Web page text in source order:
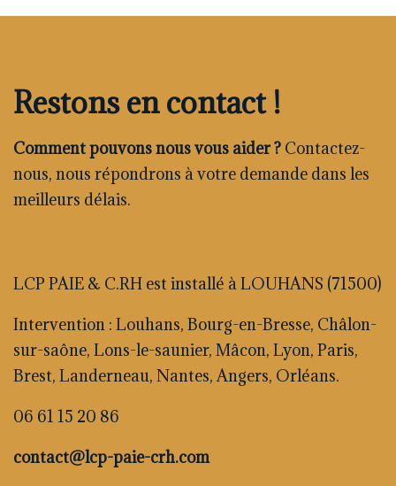
Restons en contact !
Comment pouvons nous vous aider ? Contactez-
nous, nous répondrons à votre demande dans les
meilleurs délais.
LCP PAIE & C.RH est installé à LOUHANS (71500)
Intervention : Louhans, Bourg-en-Bresse, Châlon-
sur-saône, Lons-le-saunier, Mâcon, Lyon, Paris,
Brest, Landerneau, Nantes, Angers, Orléans.
06 61 15 20 86
contact@lcp-paie-crh.com